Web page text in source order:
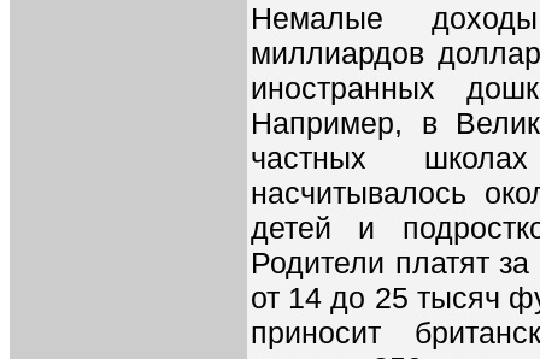
Немалые
миллиардов
иностранных
Например, в
частных
насчитывалось
детей и
Родители платят
от 14 до 25 тысяч
приносит